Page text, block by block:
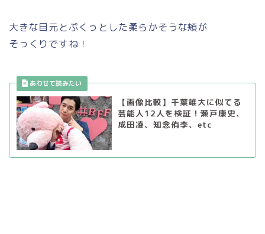
大きな目元とぷくっとした柔らかそうな頬が
そっくりですね！
【画像比較】千葉雄大に似てる
芸能人12人を検証！瀬戸康史、
成田凌、知念侑李、etc